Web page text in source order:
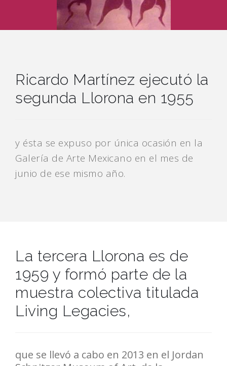
Ricardo Martínez ejecutó la
segunda Llorona en 1955
y ésta se expuso por única ocasión en la
Galería de Arte Mexicano en el mes de
junio de ese mismo año.
La tercera Llorona es de
1959 y formó parte de la
muestra colectiva titulada
Living Legacies,
que se llevó a cabo en 2013 en el Jordan